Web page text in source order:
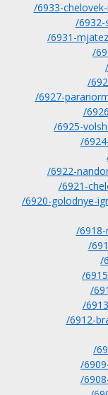
/6933-
/6932-
/6931-
/
/
/6927-
/
/6925-
/
/6922-
/6921-
/6920-golodnye-
/
/
/
/
/
/
/6912-
/
/
/